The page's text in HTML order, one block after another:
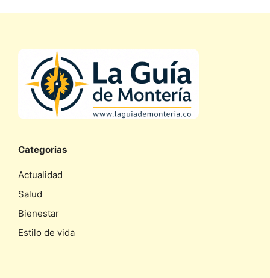
Categorias
Actualidad
Salud
Bienestar
Estilo de vida